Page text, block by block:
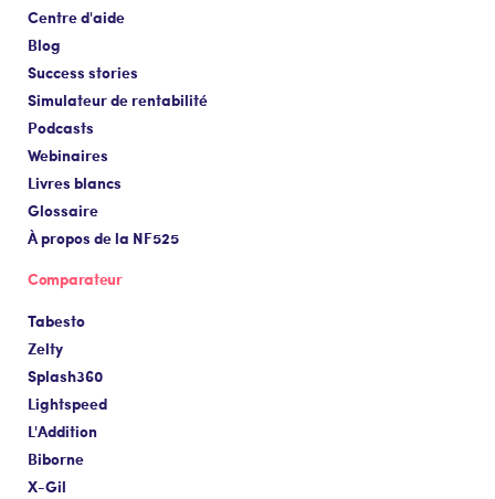
Centre d'aide
Blog
Success stories
Simulateur de rentabilité
Podcasts
Webinaires
Livres blancs
Glossaire
À propos de la NF525
Comparateur
Tabesto
Zelty
Splash360
Lightspeed
L'Addition
Biborne
X-Gil